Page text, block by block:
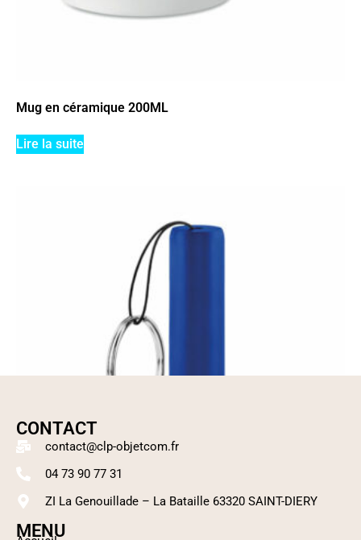
Mug en céramique 200ML
Lire la suite
MENU
CONTACT
contact@clp-objetcom.fr
04 73 90 77 31
ZI La Genouillade – La Bataille 63320 SAINT-DIERY